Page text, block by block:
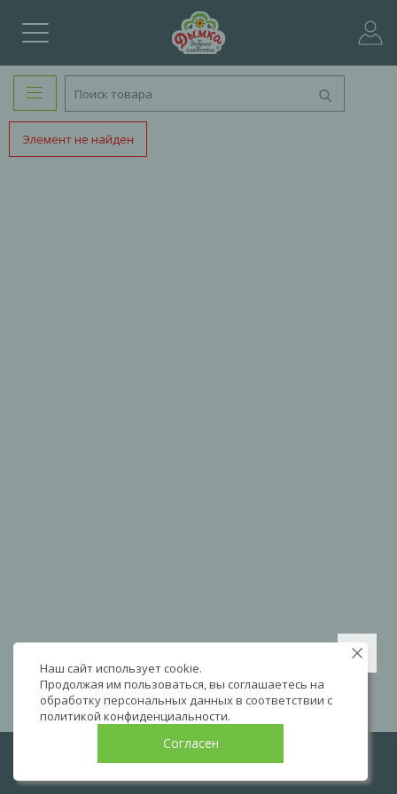
Элемент не найден
Наш сайт использует cookie.
Продолжая им пользоваться, вы соглашаетесь на
обработку персональных данных в соответствии с
политикой конфиденциальности.
Согласен